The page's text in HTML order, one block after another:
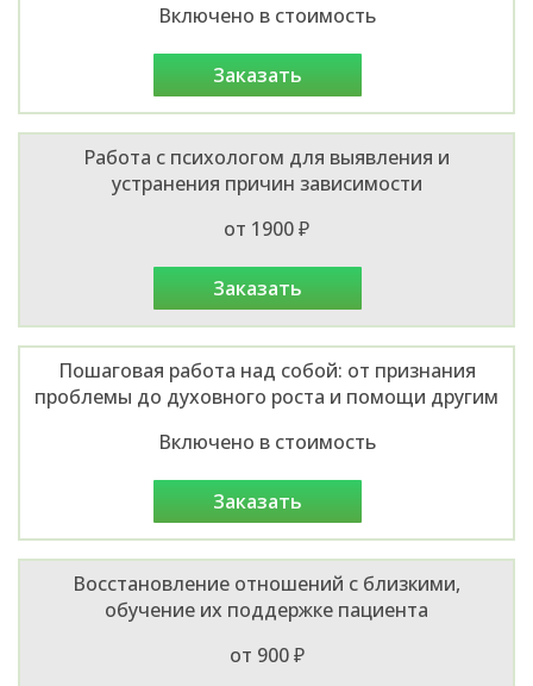
Включено в стоимость
заказать
Работа с психологом для выявления и
устранения причин зависимости
от 1900 ₽
заказать
Пошаговая работа над собой: от признания
проблемы до духовного роста и помощи другим
Включено в стоимость
заказать
Восстановление отношений с близкими,
обучение их поддержке пациента
от 900 ₽